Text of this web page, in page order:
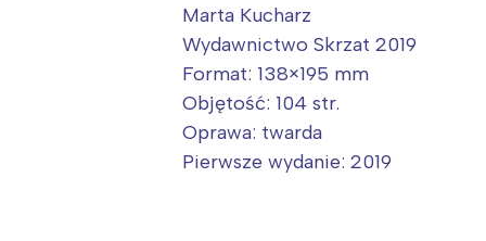
Marta Kucharz
Wydawnictwo Skrzat 2019
Format: 138×195 mm
Objętość: 104 str.
Oprawa: twarda
Pierwsze wydanie: 2019